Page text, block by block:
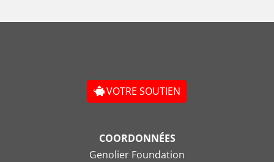
VOTRE SOUTIEN
COORDONNÉES
Genolier Foundation